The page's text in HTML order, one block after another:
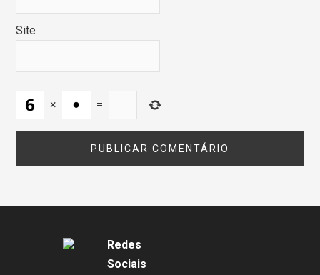
Site
× =
Redes
Sociais